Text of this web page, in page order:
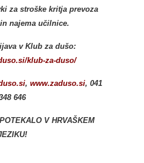
za stroške kritja prevoza
najema učilnice.
v Klub za dušo:
klub-za-duso/
, www.zaduso.si, 041
646
V HRVAŠKEM